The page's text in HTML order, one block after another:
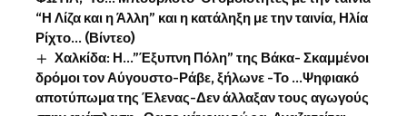
“Η Λίζα και η Άλλη” και η κατάληξη με την ταινία, Ηλία
Ρίχτο… (Βίντεο)
Χαλκίδα: Η…”Έξυπνη Πόλη” της Βάκα- Σκαμμένοι
δρόμοι τον Αύγουστο-Ράβε, ξήλωνε -Το …Ψηφιακό
αποτύπωμα της Έλενας-Δεν άλλαξαν τους αγωγούς